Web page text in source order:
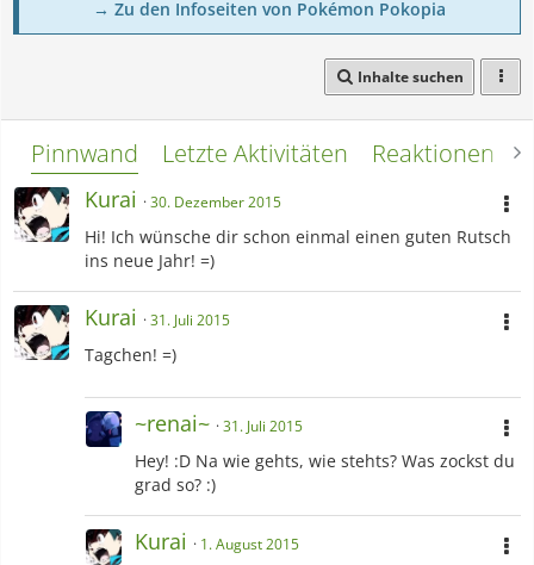
→ Zu den Infoseiten von Pokémon Pokopia
Inhalte suchen
Pinnwand Letzte Aktivitäten Reaktionen
Kurai 30. Dezember 2015
Hi! Ich wünsche dir schon einmal einen guten Rutsch
ins neue Jahr! =)
Kurai 31. Juli 2015
Tagchen! =)
~renai~ 31. Juli 2015
Hey! :D Na wie gehts, wie stehts? Was zockst du
grad so? :)
Kurai 1. August 2015